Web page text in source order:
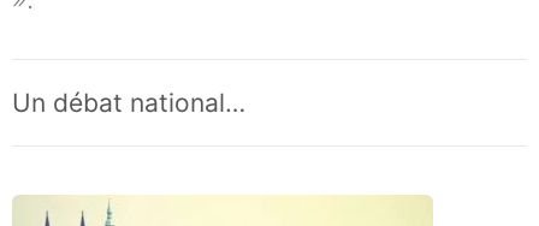
Un débat national…